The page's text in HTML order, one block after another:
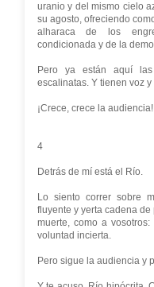
uranio y del mismo cielo
su agosto, ofreciendo
alharaca de los
condicionada y de la
Pero ya están aquí
escalinatas. Y tienen voz
¡Crece, crece la audiencia!
4
Detrás de mí está el Río.
Lo siento correr sobre
fluyente y yerta cadena
muerte, como a
voluntad incierta.
Pero sigue la audiencia y